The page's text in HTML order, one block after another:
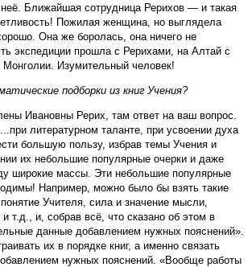
Ближайшая сотрудница Рерихов — и такая
Пожилая женщина, но выглядела
Она же боролась, она ничего не
экспедиции прошла с Рерихами, на Алтай с
Изумительный человек!
подборки из книг Учения?
Ивановны Рерих, там ответ на ваш вопрос.
литературном таланте, при усвоении духа
большую пользу, избрав темы Учения и
их небольшие популярные очерки и даже
широкие массы. Эти небольшие популярные
Например, можно было бы взять такие
Учителя, сила и значение мысли,
и т.д., и, собрав всё, что сказано об этом в
данные добавлением нужных пояснений».
их в порядке книг, а именно связать
нужных пояснений. «Вообще работы